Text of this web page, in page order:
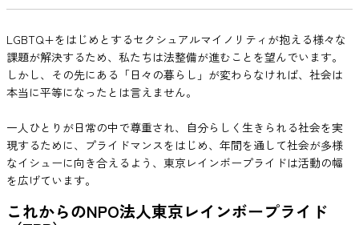
LGBTQ+をはじめとするセクシュアルマイノリティが抱える様々な
課題が解決するため、私たちは法整備が進むことを望んでいます。
しかし、その先にある「日々の暮らし」が変わらなければ、社会は
本当に平等になったとは言えません。
一人ひとりが日常の中で尊重され、自分らしく生きられる社会を実
現するために、プライドマンスをはじめ、年間を通して社会が多様
なイシューに向き合えるよう、東京レインボープライドは活動の幅
を広げています。
これからのNPO法人東京レインボープライド